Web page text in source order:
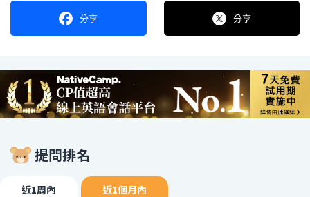
分享 分享
提問排名
近1周內 近1個月內